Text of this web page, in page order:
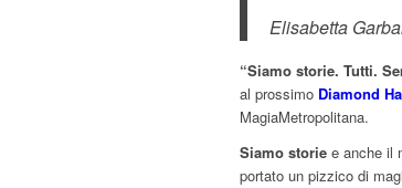
Elisabetta
“Siamo storie. Tutti.
al prossimo Diamond
MagiaMetropolitana.
Siamo storie e anche il
portato un pizzico di